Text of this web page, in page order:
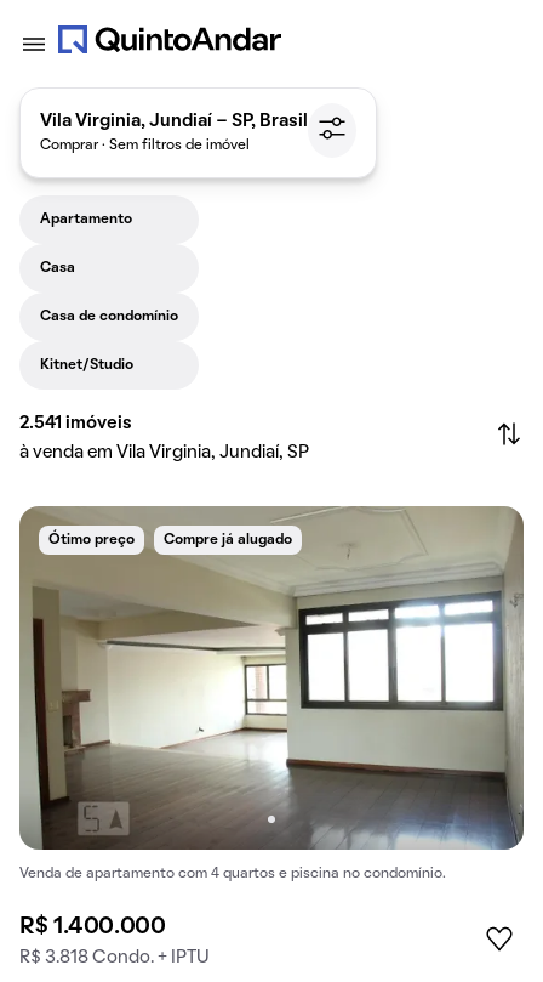
Vila Virginia, Jundiaí - SP, Brasil
Comprar · Sem filtros de imóvel
Apartamento
Casa
Casa de condomínio
Kitnet/Studio
2.541 imóveis
à venda em Vila Virginia, Jundiaí, SP
Ótimo preço Compre já alugado
Venda de apartamento com 4 quartos e piscina no condomínio.
R$ 1.400.000
R$ 3.818 Condo. + IPTU